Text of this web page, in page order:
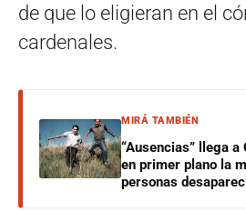
de que lo eligieran en el
cardenales.
MIRÁ TAMBIÉN
“Ausencias” llega a
en primer plano la
personas